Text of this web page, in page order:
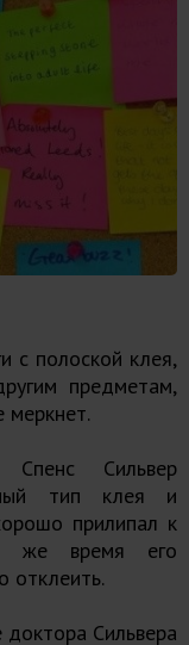
с полоской клея,
предметам,
меркнет.
Сильвер
тип клея и
прилипал к
же время его
отклеить.
доктора Сильвера